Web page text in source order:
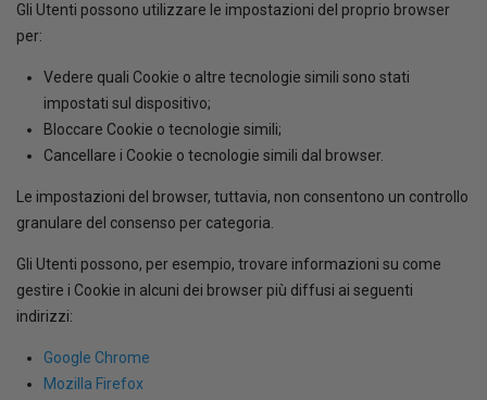
Gli Utenti possono utilizzare le impostazioni del proprio browser
per:
Vedere quali Cookie o altre tecnologie simili sono stati
impostati sul dispositivo;
Bloccare Cookie o tecnologie simili;
Cancellare i Cookie o tecnologie simili dal browser.
Le impostazioni del browser, tuttavia, non consentono un controllo
granulare del consenso per categoria.
Gli Utenti possono, per esempio, trovare informazioni su come
gestire i Cookie in alcuni dei browser più diffusi ai seguenti
indirizzi:
Google Chrome
Mozilla Firefox